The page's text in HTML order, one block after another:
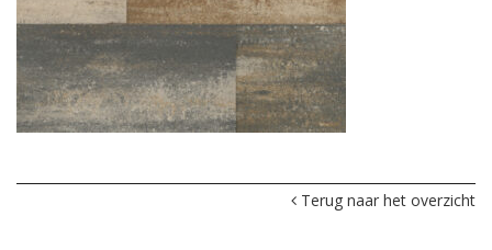
Terug naar het overzicht